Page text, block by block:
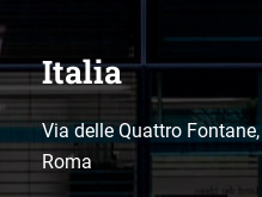
Italia
Via delle Quattro Fontane,
Roma